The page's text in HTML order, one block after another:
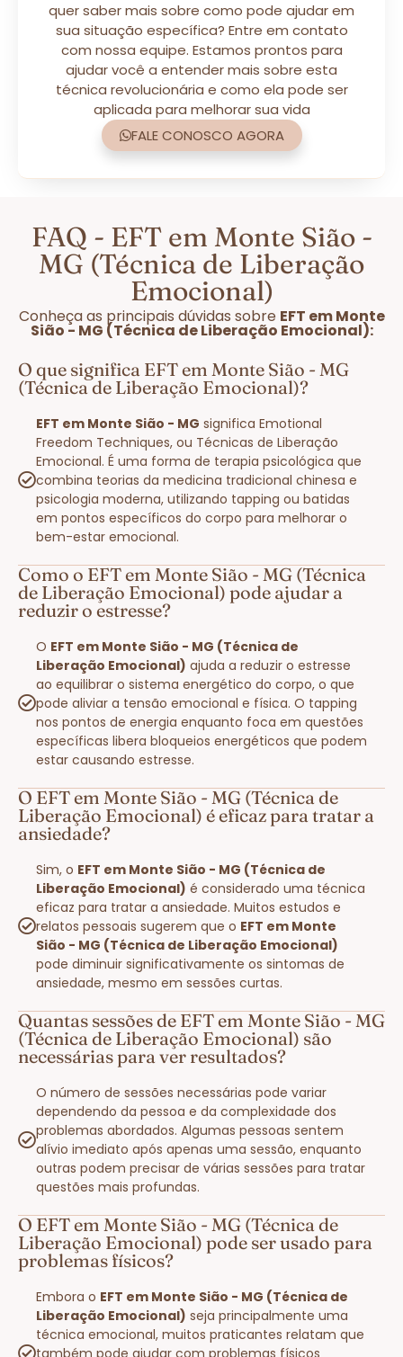
quer saber mais sobre como pode ajudar em
sua situação específica? Entre em contato
com nossa equipe. Estamos prontos para
ajudar você a entender mais sobre esta
técnica revolucionária e como ela pode ser
aplicada para melhorar sua vida
FALE CONOSCO AGORA
FAQ - EFT em Monte Sião -
MG (Técnica de Liberação
Emocional)
Conheça as principais dúvidas sobre EFT em Monte
Sião - MG (Técnica de Liberação Emocional):
O que significa EFT em Monte Sião - MG
(Técnica de Liberação Emocional)?
EFT em Monte Sião - MG significa Emotional
Freedom Techniques, ou Técnicas de Liberação
Emocional. É uma forma de terapia psicológica que
combina teorias da medicina tradicional chinesa e
psicologia moderna, utilizando tapping ou batidas
em pontos específicos do corpo para melhorar o
bem-estar emocional.
Como o EFT em Monte Sião - MG (Técnica
de Liberação Emocional) pode ajudar a
reduzir o estresse?
O EFT em Monte Sião - MG (Técnica de
Liberação Emocional) ajuda a reduzir o estresse
ao equilibrar o sistema energético do corpo, o que
pode aliviar a tensão emocional e física. O tapping
nos pontos de energia enquanto foca em questões
específicas libera bloqueios energéticos que podem
estar causando estresse.
O EFT em Monte Sião - MG (Técnica de
Liberação Emocional) é eficaz para tratar a
ansiedade?
Sim, o EFT em Monte Sião - MG (Técnica de
Liberação Emocional) é considerado uma técnica
eficaz para tratar a ansiedade. Muitos estudos e
relatos pessoais sugerem que o EFT em Monte
Sião - MG (Técnica de Liberação Emocional)
pode diminuir significativamente os sintomas de
ansiedade, mesmo em sessões curtas.
Quantas sessões de EFT em Monte Sião - MG
(Técnica de Liberação Emocional) são
necessárias para ver resultados?
O número de sessões necessárias pode variar
dependendo da pessoa e da complexidade dos
problemas abordados. Algumas pessoas sentem
alívio imediato após apenas uma sessão, enquanto
outras podem precisar de várias sessões para tratar
questões mais profundas.
O EFT em Monte Sião - MG (Técnica de
Liberação Emocional) pode ser usado para
problemas físicos?
Embora o EFT em Monte Sião - MG (Técnica de
Liberação Emocional) seja principalmente uma
técnica emocional, muitos praticantes relatam que
também pode ajudar com problemas físicos